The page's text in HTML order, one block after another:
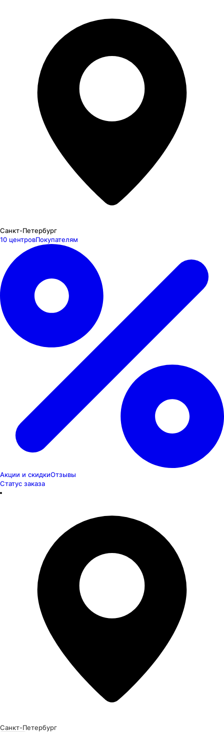
Санкт-Петербург
10 центровПокупателям
Акции и скидкиОтзывы
Статус заказа
Санкт-Петербург